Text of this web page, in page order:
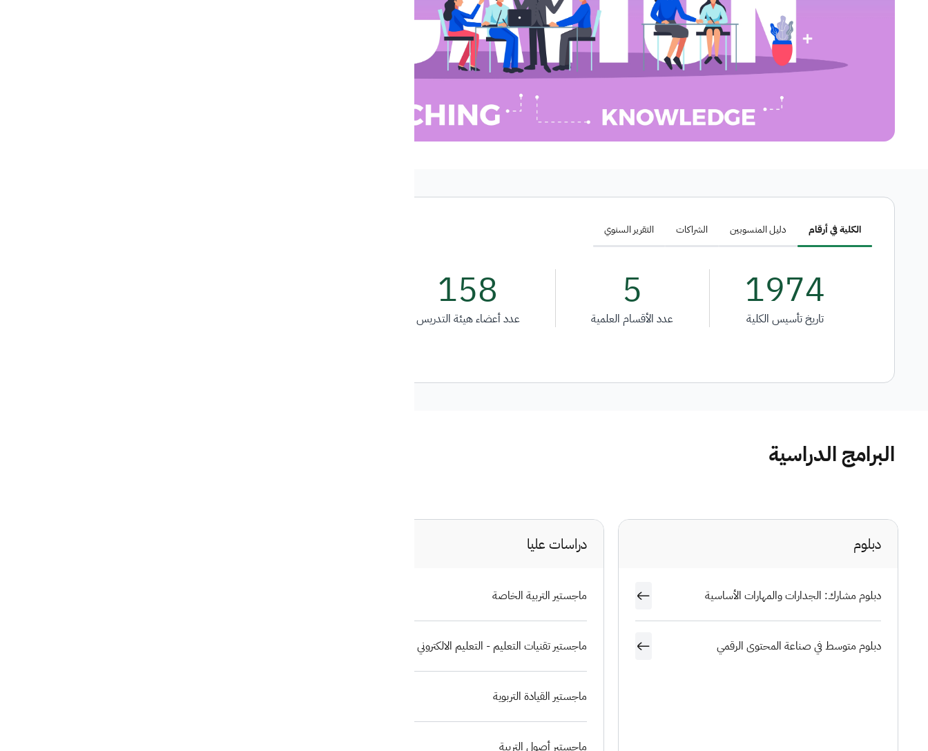
الكلية في أرقام دليل المنسوبين الشراكات التقرير السنوي
1974
تاريخ تأسيس الكلية
5
عدد الأقسام العلمية
158
عدد أعضاء هيئة التدريس
البرامج الدراسية
دبلوم
دبلوم مشارك: الجدارات والمهارات الأساسية
دبلوم متوسط في صناعة المحتوى الرقمي
دراسات عليا
ماجستير التربية الخاصة
ماجستير تقنيات التعليم - التعليم الالكتروني
ماجستير القيادة التربوية
ماجستير أصول التربية